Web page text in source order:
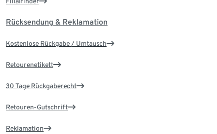
Rücksendung & Reklamation
Kostenlose Rückgabe / Umtausch
Retourenetikett
30 Tage Rückgaberecht
Retouren-Gutschrift
Reklamation